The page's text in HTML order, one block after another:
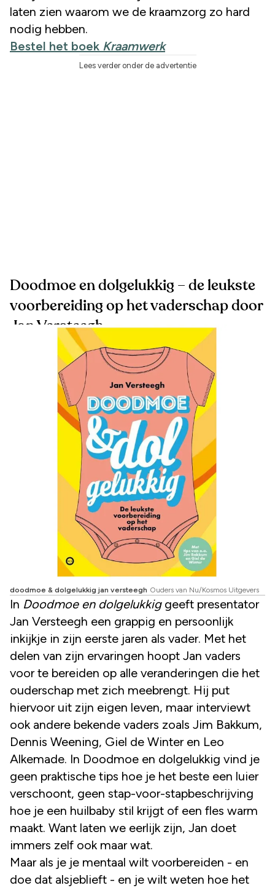
laten zien waarom we de kraamzorg zo hard
nodig hebben.
Bestel het boek Kraamwerk
Lees verder onder de advertentie
Doodmoe en dolgelukkig – de leukste
voorbereiding op het vaderschap door
Jan Versteegh
doodmoe & dolgelukkig jan versteegh Ouders van Nu/Kosmos Uitgevers
In Doodmoe en dolgelukkiggeeft presentator
Jan Versteegh een grappig en persoonlijk
inkijkje in zijn eerste jaren als vader. Met het
delen van zijn ervaringen hoopt Jan vaders
voor te bereiden op alle veranderingen die het
ouderschap met zich meebrengt. Hij put
hiervoor uit zijn eigen leven, maar interviewt
ook andere bekende vaders zoals Jim Bakkum,
Dennis Weening, Giel de Winter en Leo
Alkemade. In Doodmoe en dolgelukkig vind je
geen praktische tips hoe je het beste een luier
verschoont, geen stap-voor-stapbeschrijving
hoe je een huilbaby stil krijgt of een fles warm
maakt. Want laten we eerlijk zijn, Jan doet
immers zelf ook maar wat.
Maar als je je mentaal wilt voorbereiden - en
doe dat alsjeblieft - en je wilt weten hoe het